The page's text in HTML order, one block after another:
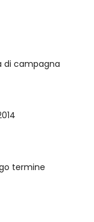
di campagna
termine